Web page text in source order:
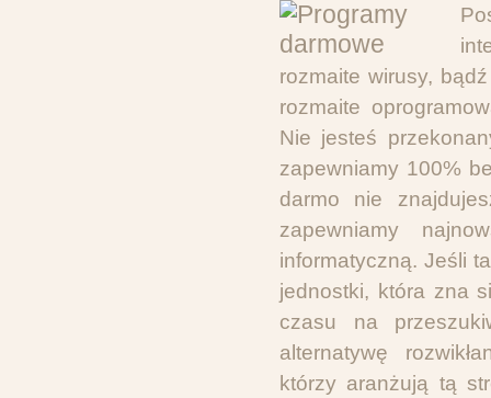
rozmaite wirusy,
rozmaite
Nie jesteś
zapewniamy 100%
darmo nie
zapewniamy
informatyczną. Jeśli
jednostki, która zna
czasu na
alternatywę
którzy aranżują tą